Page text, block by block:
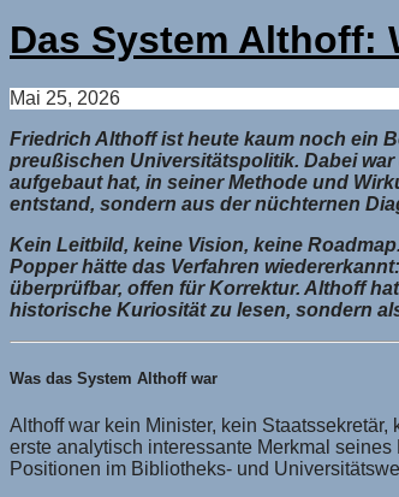
Das System Althoff:
Mai 25, 2026
Friedrich Althoff ist heute kaum noch ein
preußischen Universitätspolitik. Dabei
aufgebaut hat, in seiner Methode und
entstand, sondern aus der nüchternen
Kein Leitbild, keine Vision, keine
Popper hätte das Verfahren
überprüfbar, offen für Korrektur. Althoff
historische Kuriosität zu lesen, sondern
Was das System Althoff war
Althoff war kein Minister, kein
erste analytisch interessante Merkmal
Positionen im Bibliotheks- und